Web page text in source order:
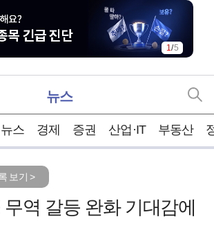
1/5
뉴스
스 경제 증권 산업·IT 부동산
보기 >
무역 갈등 완화 기대감에